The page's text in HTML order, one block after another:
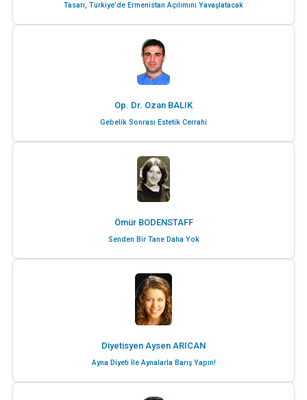
Tasarı, Türkiye’de Ermenistan Açılımını Yavaşlatacak
Op. Dr. Ozan BALIK
Gebelik Sonrası Estetik Cerrahi
Ömür BODENSTAFF
Senden Bir Tane Daha Yok
Diyetisyen Aysen ARICAN
Ayna Diyeti İle Aynalarla Barış Yapın!